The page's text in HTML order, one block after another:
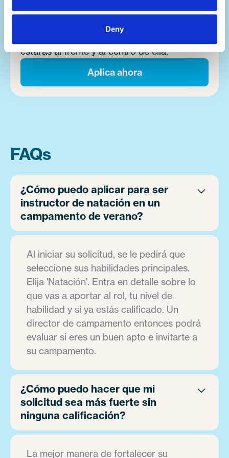
Deny
encontrando una nueva actividad que los
lleve por un nuevo camino en la vida, los
momentos ocurren casi cada hora. Y
estarás al frente y al centro de ella.
Aplica ahora
FAQs
¿Cómo puedo aplicar para ser
instructor de natación en un
campamento de verano?
Al iniciar su solicitud, se le pedirá que
seleccione sus habilidades principales.
Elija 'Natación'. Entra en detalle sobre lo
que vas a aportar al rol, tu nivel de
habilidad y si ya estás calificado. Un
director de campamento entonces podrá
evaluar si eres un buen apto e invitarte a
su campamento.
¿Cómo puedo hacer que mi
solicitud sea más fuerte sin
ninguna calificación?
La mejor manera de fortalecer su